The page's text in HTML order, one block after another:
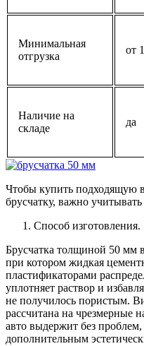
Минимальная
отгрузка
от
Наличие на
складе
да
Чтобы купить подходящую
брусчатку, важно
Способ изготовления.
Брусчатка толщиной 50 мм
при котором жидкая
пластификаторами
уплотняет раствор и
не получилось пористым.
рассчитана на чрезмерные
авто выдержит без проблем,
дополнительным